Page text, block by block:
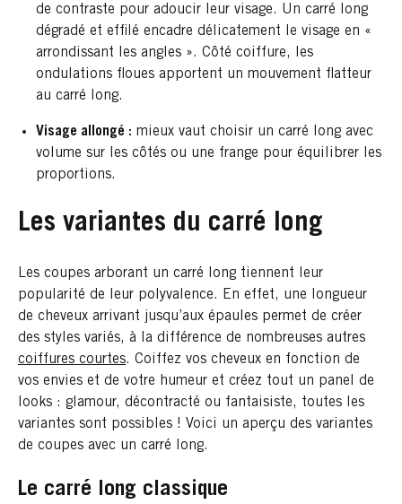
de contraste pour adoucir leur visage. Un carré long
dégradé et effilé encadre délicatement le visage en «
arrondissant les angles ». Côté coiffure, les
ondulations floues apportent un mouvement flatteur
au carré long.
Visage allongé : mieux vaut choisir un carré long avec
volume sur les côtés ou une frange pour équilibrer les
proportions.
Les variantes du carré long
Les coupes arborant un carré long tiennent leur
popularité de leur polyvalence. En effet, une longueur
de cheveux arrivant jusqu’aux épaules permet de créer
des styles variés, à la différence de nombreuses autres ​
coiffures courtes. Coiffez vos cheveux en fonction de
vos envies et de votre humeur et créez tout un panel de
looks : glamour, décontracté ou fantaisiste, toutes les
variantes sont possibles ! Voici un aperçu des variantes
de coupes avec un carré long.
Le carré long classique